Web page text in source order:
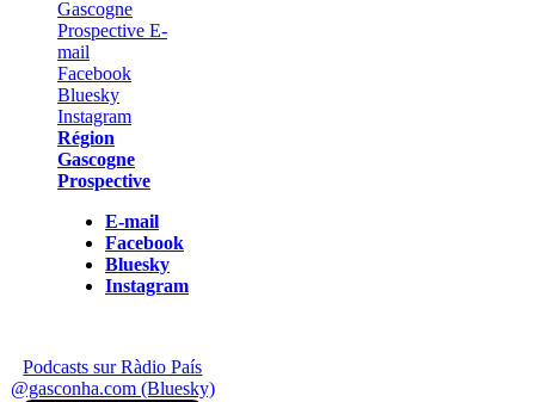
Région
Gascogne
Prospective
E-mail
Facebook
Bluesky
Instagram
Podcasts sur Ràdio País
@gasconha.com (Bluesky)